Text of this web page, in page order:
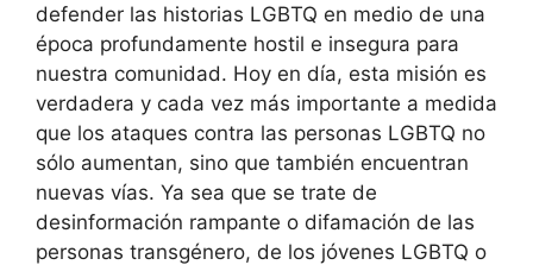
defender las historias LGBTQ en medio de una
época profundamente hostil e insegura para
nuestra comunidad. Hoy en día, esta misión es
verdadera y cada vez más importante a medida
que los ataques contra las personas LGBTQ no
sólo aumentan, sino que también encuentran
nuevas vías. Ya sea que se trate de
desinformación rampante o difamación de las
personas transgénero, de los jóvenes LGBTQ o